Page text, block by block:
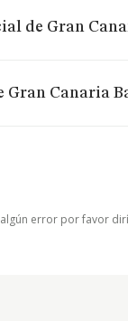
de Gran
Gran Canaria
algún error por favor